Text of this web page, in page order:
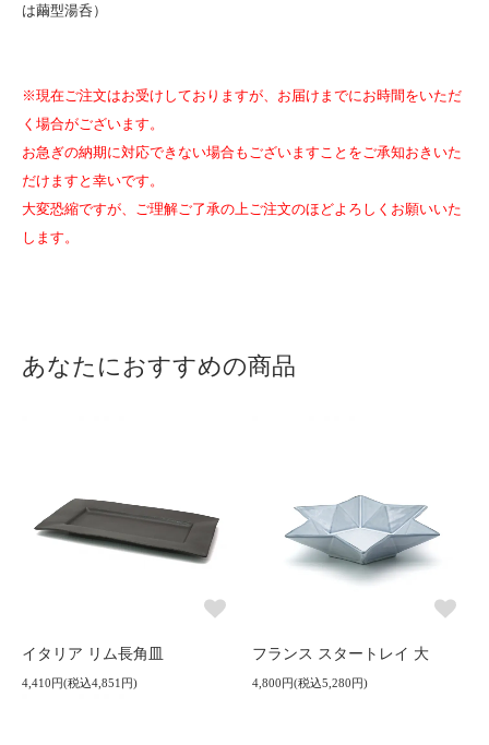
は繭型湯呑）
※現在ご注文はお受けしておりますが、お届けまでにお時間をいただ
く場合がございます。
お急ぎの納期に対応できない場合もございますことをご承知おきいた
だけますと幸いです。
大変恐縮ですが、ご理解ご了承の上ご注文のほどよろしくお願いいた
します。
あなたにおすすめの商品
イタリア リム長角皿
4,410円(税込4,851円)
フランス スタートレイ 大
4,800円(税込5,280円)